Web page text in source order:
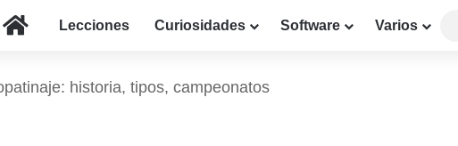
InicioLecciones Curiosidades Software Varios
historia, tipos, campeonatos